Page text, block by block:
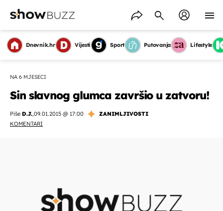
Dnevnik.hr Vijesti Sport Putovanja Lifestyle
NA 6 MJESECI
Sin slavnog glumca završio u zatvoru!
Piše D.J.,09.01.2015 @ 17:00
ZANIMLJIVOSTI
KOMENTARI
OMOGUĆI OBAVIJESTI